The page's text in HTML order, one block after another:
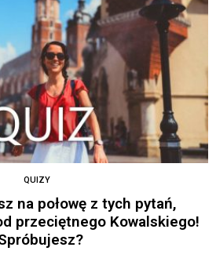
QUIZY
na połowę z tych pytań,
przeciętnego Kowalskiego!